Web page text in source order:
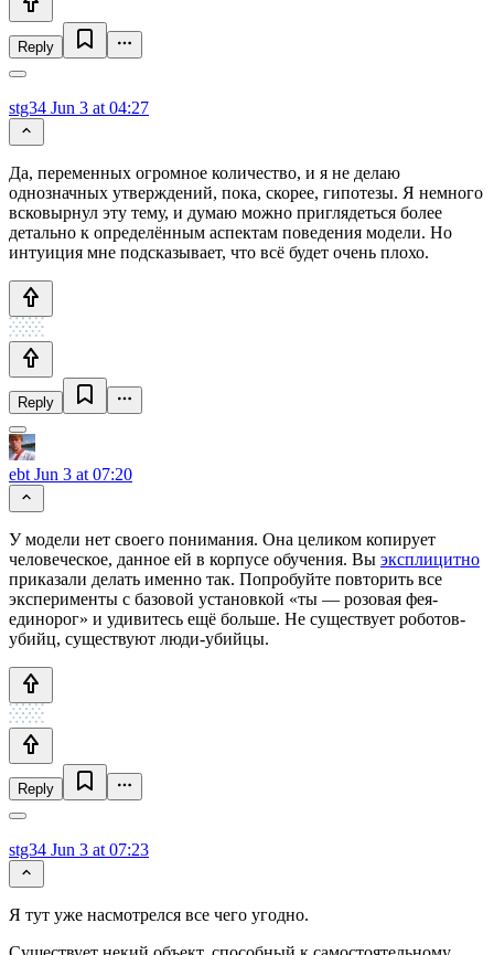
Reply
stg34 Jun 3 at 04:27
Да, переменных огромное количество, и я не делаю
однозначных утверждений, пока, скорее, гипотезы. Я немного
всковырнул эту тему, и думаю можно приглядеться более
детально к определённым аспектам поведения модели. Но
интуиция мне подсказывает, что всё будет очень плохо.
Reply
ebt Jun 3 at 07:20
У модели нет своего понимания. Она целиком копирует
человеческое, данное ей в корпусе обучения. Вы эксплицитно
приказали делать именно так. Попробуйте повторить все
эксперименты с базовой установкой «ты — розовая фея-
единорог» и удивитесь ещё больше. Не существует роботов-
убийц, существуют люди-убийцы.
Reply
stg34 Jun 3 at 07:23
Я тут уже насмотрелся все чего угодно.